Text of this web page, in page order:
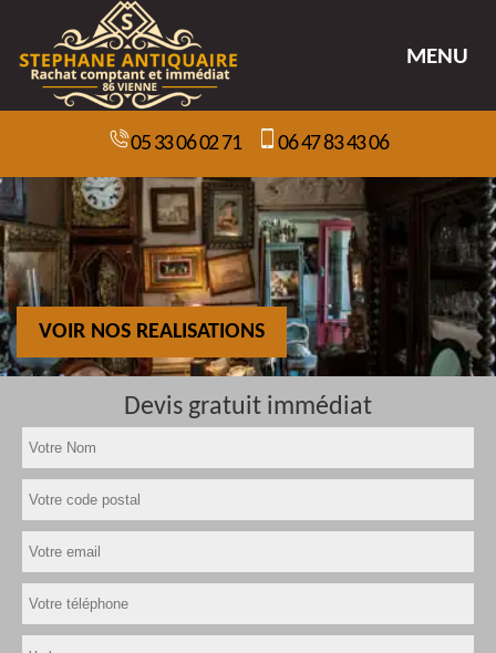
MENU
05 33 06 02 71 06 47 83 43 06
VOIR NOS REALISATIONS
Devis gratuit immédiat